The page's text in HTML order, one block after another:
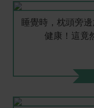
睡覺時，枕頭旁
健康！這竟